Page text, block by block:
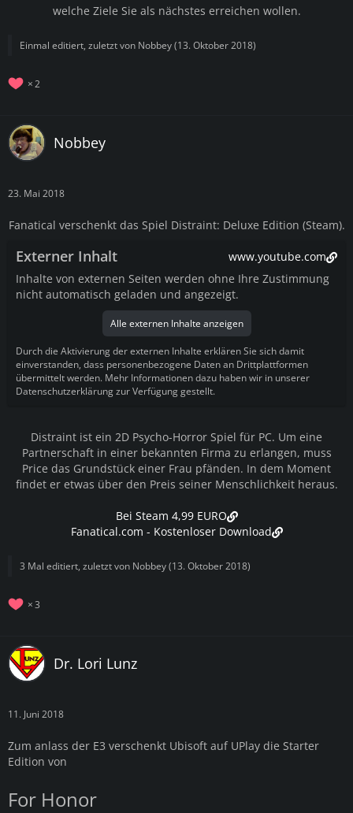
welche Ziele Sie als nächstes erreichen wollen.
Einmal editiert, zuletzt von Nobbey(13. Oktober 2018)
2
Nobbey
23. Mai 2018
Fanatical verschenkt das Spiel Distraint: Deluxe Edition (Steam).
Externer Inhalt
www.youtube.com
Inhalte von externen Seiten werden ohne Ihre Zustimmung
nicht automatisch geladen und angezeigt.
Alle externen Inhalte anzeigen
Durch die Aktivierung der externen Inhalte erklären Sie sich damit
einverstanden, dass personenbezogene Daten an Drittplattformen
übermittelt werden. Mehr Informationen dazu haben wir in unserer
Datenschutzerklärung zur Verfügung gestellt.
Distraint ist ein 2D Psycho-Horror Spiel für PC. Um eine
Partnerschaft in einer bekannten Firma zu erlangen, muss
Price das Grundstück einer Frau pfänden. In dem Moment
findet er etwas über den Preis seiner Menschlichkeit heraus.
Bei Steam 4,99 EURO
Fanatical.com - Kostenloser Download
3 Mal editiert, zuletzt von Nobbey(13. Oktober 2018)
3
Dr. Lori Lunz
11. Juni 2018
Zum anlass der E3 verschenkt Ubisoft auf UPlay die Starter
Edition von
For Honor